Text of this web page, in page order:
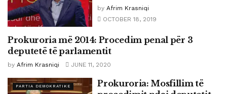
by Afrim Krasniqi
OCTOBER 18, 2019
PARTIA DEMOKRATIKE
Prokuroria më 2014: Procedim penal për 3
deputetë të parlamentit
by Afrim Krasniqi JUNE 11, 2020
PARTIA DEMOKRATIKE
Prokuroria: Mosfillim të